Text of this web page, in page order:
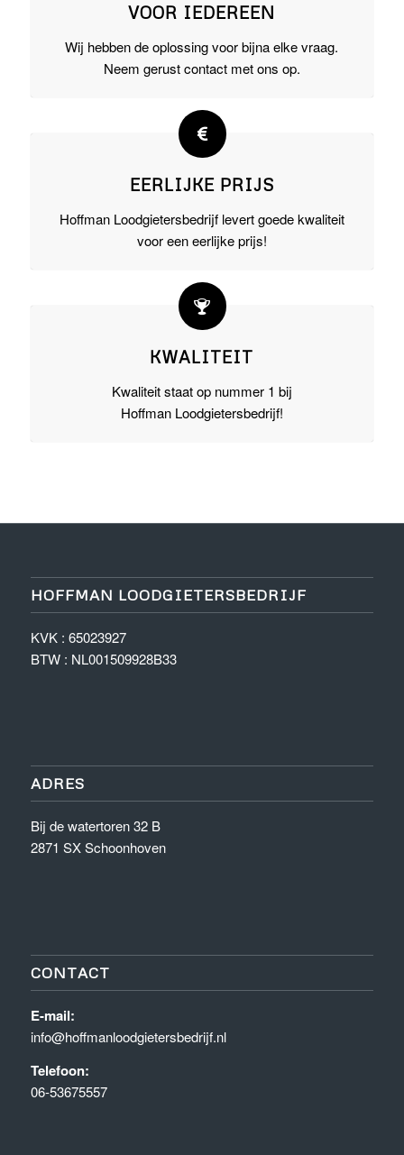
VOOR IEDEREEN
Wij hebben de oplossing voor bijna elke vraag.
Neem gerust contact met ons op.
EERLIJKE PRIJS
Hoffman Loodgietersbedrijf levert goede kwaliteit
voor een eerlijke prijs!
KWALITEIT
Kwaliteit staat op nummer 1 bij
Hoffman Loodgietersbedrijf!
HOFFMAN LOODGIETERSBEDRIJF
KVK : 65023927
BTW : NL001509928B33
ADRES
Bij de watertoren 32 B
2871 SX Schoonhoven
CONTACT
E-mail:
info@hoffmanloodgietersbedrijf.nl
Telefoon:
06-53675557